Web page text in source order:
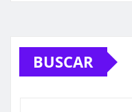
BUSCAR